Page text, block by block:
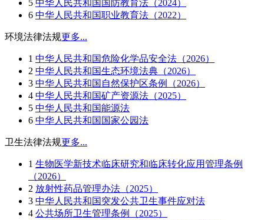
5 中华人民共和国国防教育法（2024）
6 中华人民共和国职业教育法（2022）
环境法律法规更多...
1 中华人民共和国危险化学品安全法（2026）
2 中华人民共和国生态环境法典（2026）
3 中华人民共和国自然保护区条例（2026）
4 中华人民共和国矿产资源法（2025）
5 中华人民共和国能源法
6 中华人民共和国国家公园法
卫生法律法规更多...
1 生物医学新技术临床研究和临床转化应用管理条例
（2026）
2 放射性药品管理办法（2025）
3 中华人民共和国突发公共卫生事件应对法
4 公共场所卫生管理条例（2025）